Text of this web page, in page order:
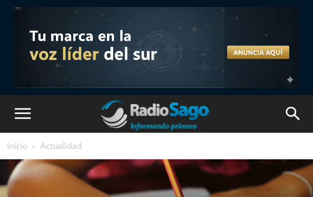
Inicio Actualidad